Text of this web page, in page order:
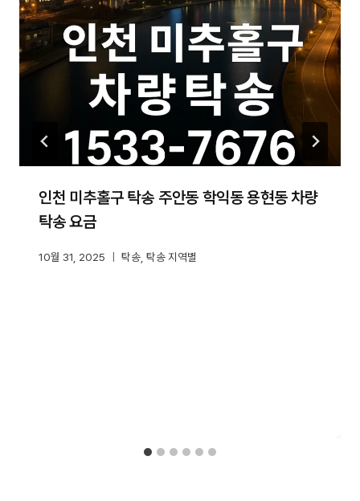
인천 미추홀구 탁송 주안동 학익동 용현동 차량
탁송 요금
10월 31, 2025 탁송 탁송 지역별